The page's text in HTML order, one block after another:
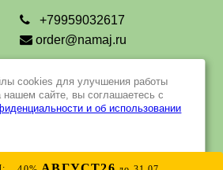
+79959032617
order@namaj.ru
г. Москва, Чечерский проезд, 90
пн - пт с 9 до 18 ч
магазин натуральной и органической
на Insales
cookies для улучшения работы
нашем сайте, вы соглашаетесь с
и об использовании